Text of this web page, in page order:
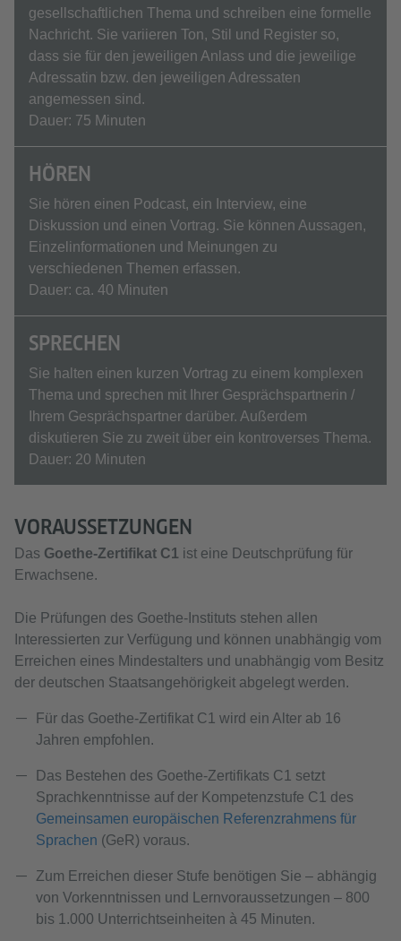
gesellschaftlichen Thema und schreiben eine formelle
Nachricht. Sie variieren Ton, Stil und Register so,
dass sie für den jeweiligen Anlass und die jeweilige
Adressatin bzw. den jeweiligen Adressaten
angemessen sind.
Dauer: 75 Minuten
HÖREN
Sie hören einen Podcast, ein Interview, eine
Diskussion und einen Vortrag. Sie können Aussagen,
Einzelinformationen und Meinungen zu
verschiedenen Themen erfassen.
Dauer: ca. 40 Minuten
SPRECHEN
Sie halten einen kurzen Vortrag zu einem komplexen
Thema und sprechen mit Ihrer Gesprächspartnerin /
Ihrem Gesprächspartner darüber. Außerdem
diskutieren Sie zu zweit über ein kontroverses Thema.
Dauer: 20 Minuten
VORAUSSETZUNGEN
Das Goethe-Zertifikat C1 ist eine Deutschprüfung für
Erwachsene.
Die Prüfungen des Goethe-Instituts stehen allen
Interessierten zur Verfügung und können unabhängig vom
Erreichen eines Mindestalters und unabhängig vom Besitz
der deutschen Staatsangehörigkeit abgelegt werden.
Für das Goethe-Zertifikat C1 wird ein Alter ab 16
Jahren empfohlen.
Das Bestehen des Goethe-Zertifikats C1 setzt
Sprachkenntnisse auf der Kompetenzstufe C1 des
Gemeinsamen europäischen Referenzrahmens für
Sprachen (GeR) voraus.
Zum Erreichen dieser Stufe benötigen Sie – abhängig
von Vorkenntnissen und Lernvoraussetzungen – 800
bis 1.000 Unterrichtseinheiten à 45 Minuten.